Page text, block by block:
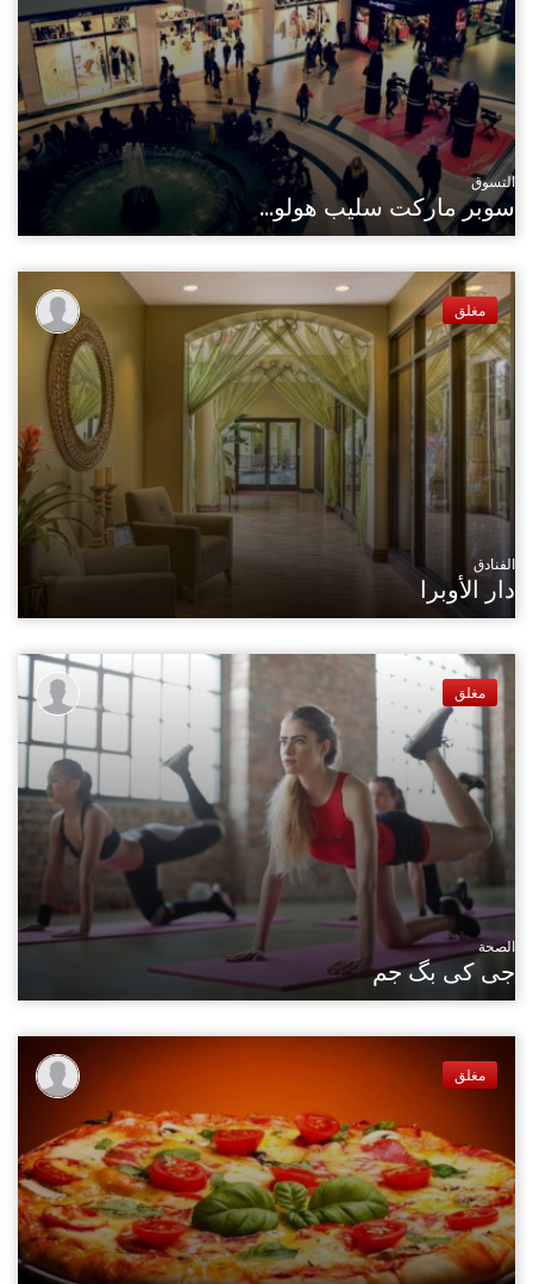
التسوق
سوبر ماركت سليب هولو...
مغلق
الفنادق
دار الأوبرا
مغلق
الصحة
جی کی بگ جم
مغلق